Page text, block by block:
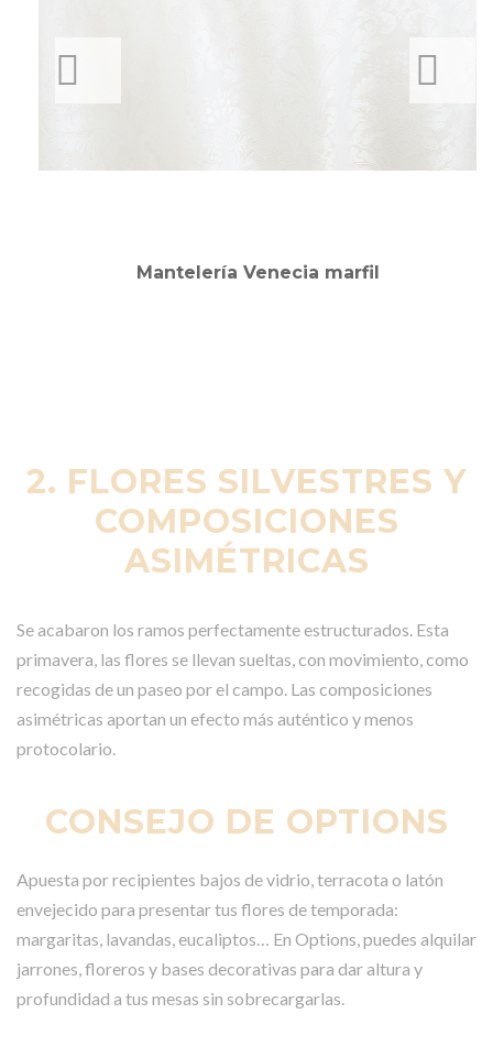
Mantelería Venecia marfil
2. FLORES SILVESTRES Y
COMPOSICIONES
ASIMÉTRICAS
Se acabaron los ramos perfectamente estructurados. Esta
primavera, las flores se llevan sueltas, con movimiento, como
recogidas de un paseo por el campo. Las composiciones
asimétricas aportan un efecto más auténtico y menos
protocolario.
CONSEJO DE OPTIONS
Apuesta por recipientes bajos de vidrio, terracota o latón
envejecido para presentar tus flores de temporada:
margaritas, lavandas, eucaliptos… En Options, puedes alquilar
jarrones, floreros y bases decorativas para dar altura y
profundidad a tus mesas sin sobrecargarlas.